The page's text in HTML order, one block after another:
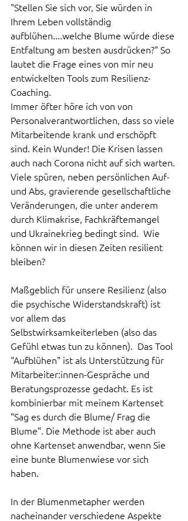
"Stellen Sie sich vor, Sie würden in
Ihrem Leben vollständig
aufblühen....welche Blume würde diese
Entfaltung am besten ausdrücken?" So
lautet die Frage eines von mir neu
entwickelten Tools zum Resilienz-
Coaching.
Immer öfter höre ich von von
Personalverantwortlichen, dass so viele
Mitarbeitende krank und erschöpft
sind. Kein Wunder! Die Krisen lassen
auch nach Corona nicht auf sich warten.
Viele spüren, neben persönlichen Auf-
und Abs, gravierende gesellschaftliche
Veränderungen, die unter anderem
durch Klimakrise, Fachkräftemangel
und Ukrainekrieg bedingt sind.  Wie
können wir in diesen Zeiten resilient
bleiben?
Maßgeblich für unsere Resilienz (also
die psychische Widerstandskraft) ist
vor allem das
Selbstwirksamkeiterleben (also das
Gefühl etwas tun zu können).  Das Tool
"Aufblühen" ist als Unterstützung für
Mitarbeiter:innen-Gespräche und
Beratungsprozesse gedacht. Es ist
kombinierbar mit meinem Kartenset
"Sag es durch die Blume/ Frag die
Blume". Die Methode ist aber auch
ohne Kartenset anwendbar, wenn Sie
eine bunte Blumenwiese vor sich
haben.
In der Blumenmetapher werden
nacheinander verschiedene Aspekte